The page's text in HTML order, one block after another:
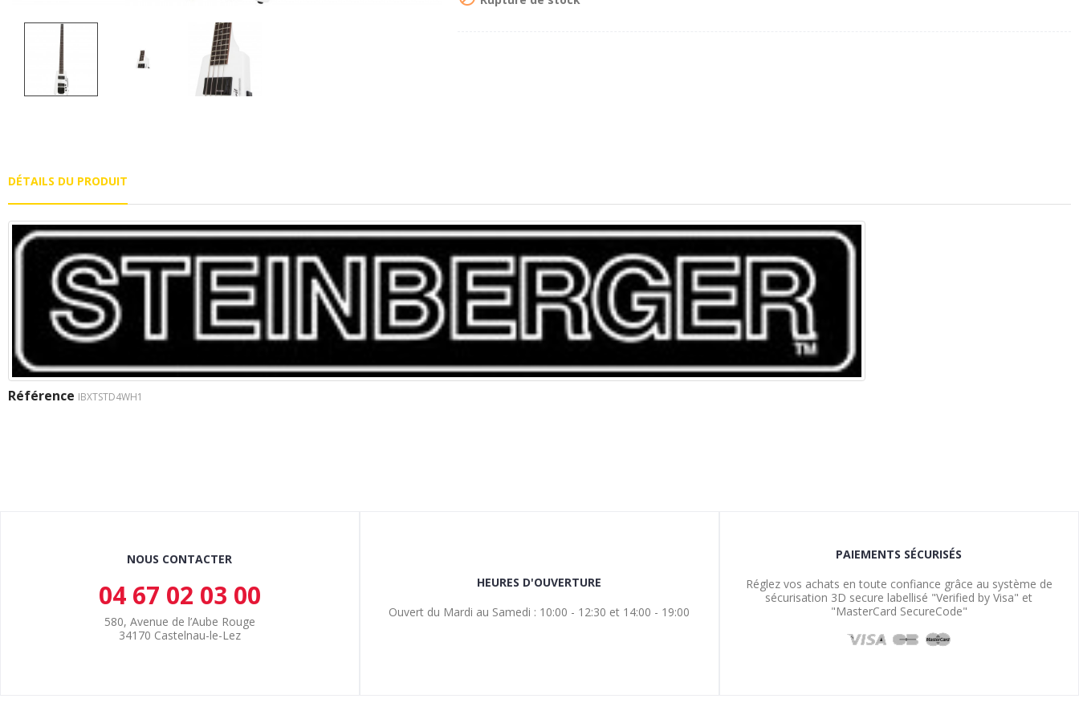
DÉTAILS DU PRODUIT
Référence IBXTSTD4WH1
NOUS CONTACTER
04 67 02 03 00
580, Avenue de l’Aube Rouge
34170 Castelnau-le-Lez
HEURES D'OUVERTURE
Ouvert du Mardi au Samedi : 10:00 - 12:30 et 14:00 - 19:00
PAIEMENTS SÉCURISÉS
Réglez vos achats en toute confiance grâce au système de
sécurisation 3D secure labellisé "Verified by Visa" et
"MasterCard SecureCode"